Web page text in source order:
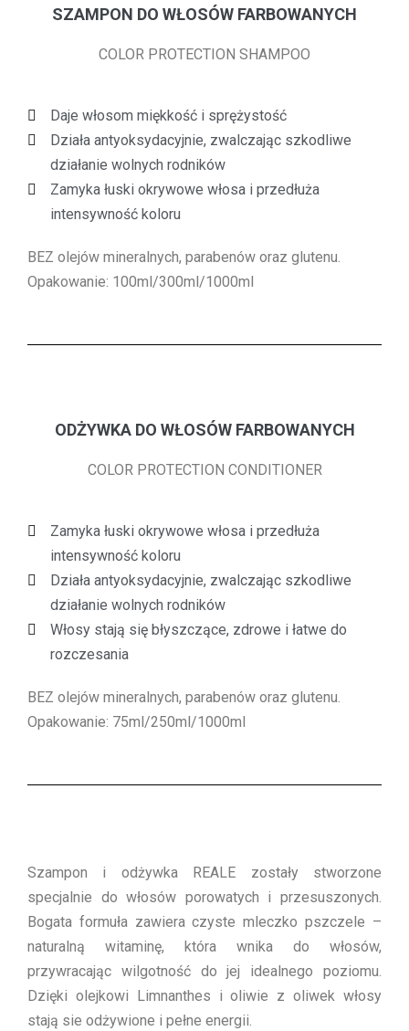
SZAMPON DO WŁOSÓW FARBOWANYCH
COLOR PROTECTION SHAMPOO
Daje włosom miękkość i sprężystość
Działa antyoksydacyjnie, zwalczając szkodliwe
działanie wolnych rodników
Zamyka łuski okrywowe włosa i przedłuża
intensywność koloru
BEZ olejów mineralnych, parabenów oraz glutenu.
Opakowanie: 100ml/300ml/1000ml
ODŻYWKA DO WŁOSÓW FARBOWANYCH
COLOR PROTECTION CONDITIONER
Zamyka łuski okrywowe włosa i przedłuża
intensywność koloru
Działa antyoksydacyjnie, zwalczając szkodliwe
działanie wolnych rodników
Włosy stają się błyszczące, zdrowe i łatwe do
rozczesania
BEZ olejów mineralnych, parabenów oraz glutenu.
Opakowanie: 75ml/250ml/1000ml
Szampon i odżywka REALE zostały stworzone
specjalnie do włosów porowatych i przesuszonych.
Bogata formuła zawiera czyste mleczko pszczele –
naturalną witaminę, która wnika do włosów,
przywracając wilgotność do jej idealnego poziomu.
Dzięki olejkowi Limnanthes i oliwie z oliwek włosy
stają sie odżywione i pełne energii.